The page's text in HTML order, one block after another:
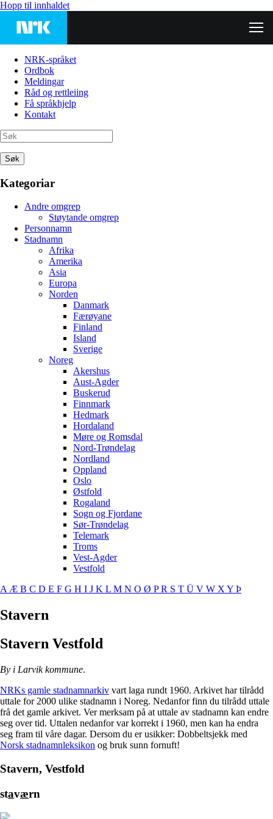
Hopp til innhaldet
NRK-språket
Ordbok
Meldingar
Råd og rettleiing
Få språkhjelp
Kontakt
Søk
Kategoriar
Andre omgrep
Støytande omgrep
Personnamn
Stadnamn
Afrika
Amerika
Asia
Europa
Norden
Danmark
Færøyane
Finland
Island
Sverige
Noreg
Akershus
Aust-Agder
Buskerud
Finnmark
Hedmark
Hordaland
Møre og Romsdal
Nord-Trøndelag
Nordland
Oppland
Oslo
Østfold
Rogaland
Sogn og Fjordane
Sør-Trøndelag
Telemark
Troms
Vest-Agder
Vestfold
AÆ B C D E F G H I J K L M N O Ø PR S T Ü V W XY Þ
Stavern
Stavern Vestfold
By i Larvik kommune.
NRKs gamle stadnamnarkiv vart laga rundt 1960. Arkivet har tilrådd
uttale for 2000 ulike stadnamn i Noreg. Nedanfor finn du tilrådd uttale
frå det gamle arkivet. Ver merksam på at uttale av stadnamn kan endre
seg over tid. Uttalen nedanfor var korrekt i 1960, men kan ha endra
seg fram til våre dagar. Dersom du er usikker: Dobbeltsjekk med
Norsk stadnamnleksikon og bruk sunn fornuft!
Stavern, Vestfold
staværn